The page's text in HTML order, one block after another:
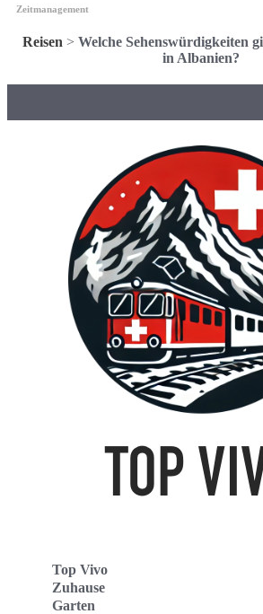
Zeitmanagement
Reisen > Welche Sehenswürdigkeiten
in Albanien?
Top Vivo
Zuhause
Garten